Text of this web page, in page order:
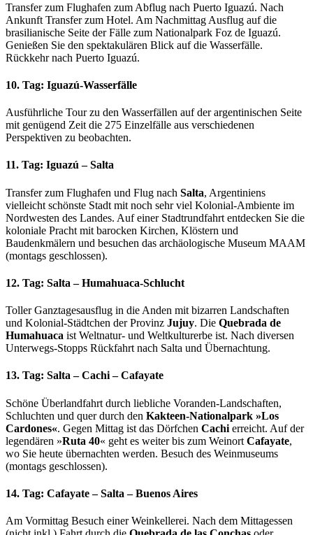
Transfer zum Flughafen zum Abflug nach Puerto Iguazú. Nach
Ankunft Transfer zum Hotel. Am Nachmittag Ausflug auf die
brasilianische Seite der Fälle zum Nationalpark Foz de Iguazú.
Genießen Sie den spektakulären Blick auf die Wasserfälle.
Rückkehr nach Puerto Iguazú.
10. Tag: Iguazú-Wasserfälle
Ausführliche Tour zu den Wasserfällen auf der argentinischen Seite
mit genügend Zeit die 275 Einzelfälle aus verschiedenen
Perspektiven zu beobachten.
11. Tag: Iguazú – Salta
Transfer zum Flughafen und Flug nach Salta, Argentiniens
vielleicht schönste Stadt mit noch sehr viel Kolonial-Ambiente im
Nordwesten des Landes. Auf einer Stadtrundfahrt entdecken Sie die
koloniale Pracht mit barocken Kirchen, Klöstern und
Baudenkmälern und besuchen das archäologische Museum MAAM
(montags geschlossen).
12. Tag: Salta – Humahuaca-Schlucht
Toller Ganztagesausflug in die Anden mit bizarren Landschaften
und Kolonial-Städtchen der Provinz Jujuy. Die Quebrada de
Humahuaca ist Weltnatur- und Weltkulturerbe ist. Nach diversen
Unterwegs-Stopps Rückfahrt nach Salta und Übernachtung.
13. Tag: Salta – Cachi – Cafayate
Schöne Überlandfahrt durch liebliche Voranden-Landschaften,
Schluchten und quer durch den Kakteen-Nationalpark »Los
Cardones«. Gegen Mittag ist das Dörfchen Cachi erreicht. Auf der
legendären »Ruta 40« geht es weiter bis zum Weinort Cafayate,
wo Sie heute übernachten werden. Besuch des Weinmuseums
(montags geschlossen).
14. Tag: Cafayate – Salta – Buenos Aires
Am Vormittag Besuch einer Weinkellerei. Nach dem Mittagessen